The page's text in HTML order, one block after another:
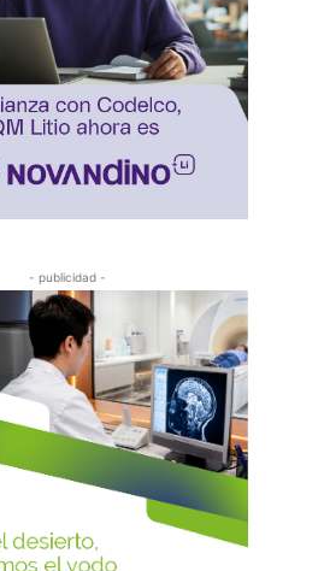
- publicidad -